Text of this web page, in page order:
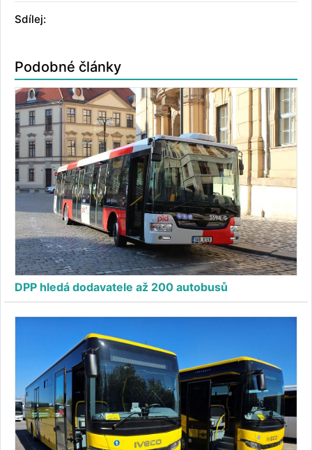
Sdílej:
Podobné články
DPP hledá dodavatele až 200 autobusů